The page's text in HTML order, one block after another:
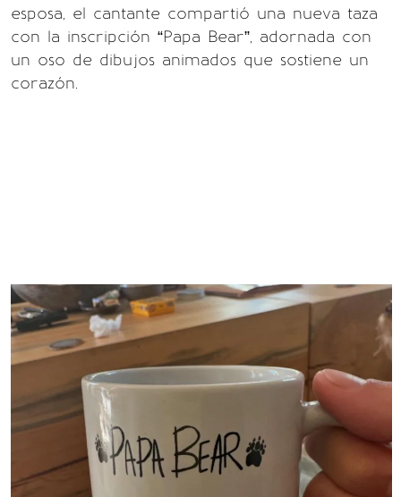
esposa, el cantante compartió una nueva taza
con la inscripción “Papa Bear”, adornada con
un oso de dibujos animados que sostiene un
corazón.